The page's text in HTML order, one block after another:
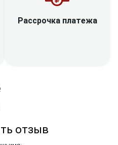
Рассрочка платежа
отзыв